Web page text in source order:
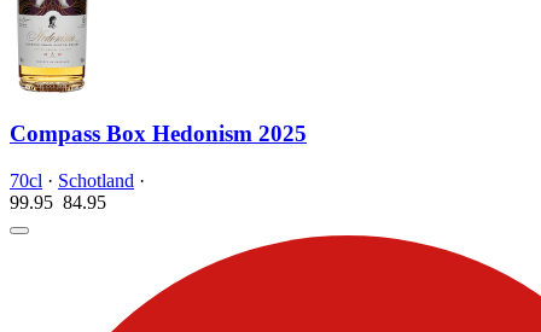
Compass Box Hedonism 2025
70cl · Schotland ·
99.95 84.95